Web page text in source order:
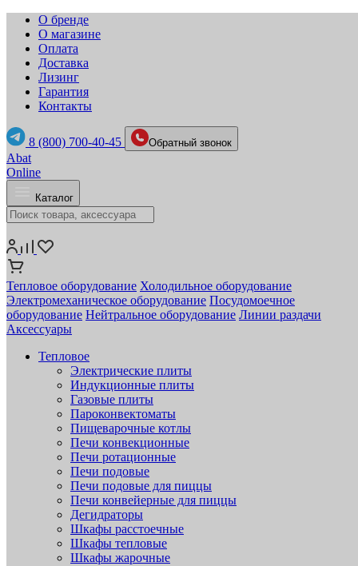
О бренде
О магазине
Оплата
Доставка
Лизинг
Гарантия
Контакты
8 (800) 700-40-45 Обратный звонок
Abat
Online
Каталог
Тепловое оборудование Холодильное оборудование
Электромеханическое оборудование Посудомоечное
оборудование Нейтральное оборудование Линии раздачи
Аксессуары
Тепловое
Электрические плиты
Индукционные плиты
Газовые плиты
Пароконвектоматы
Пищеварочные котлы
Печи конвекционные
Печи ротационные
Печи подовые
Печи подовые для пиццы
Печи конвейерные для пиццы
Дегидраторы
Шкафы расстоечные
Шкафы тепловые
Шкафы жарочные